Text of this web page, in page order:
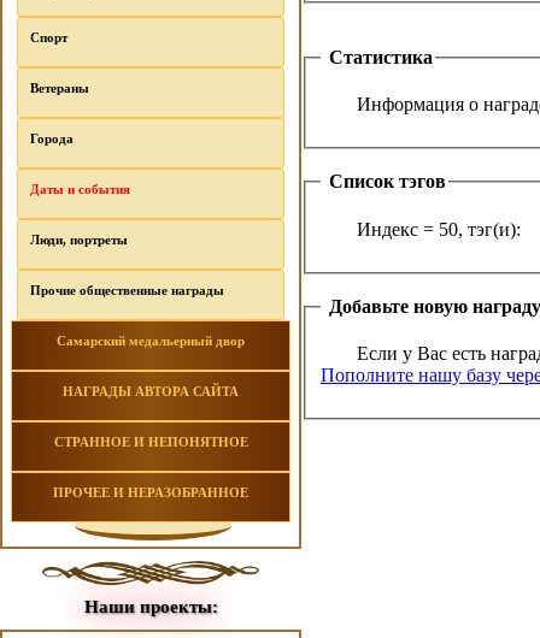
Спорт
Ветераны
Города
Даты и события
Люди, портреты
Прочие общественные награды
Самарский медальерный двор
НАГРАДЫ АВТОРА САЙТА
СТРАННОЕ И НЕПОНЯТНОЕ
ПРОЧЕЕ И НЕРАЗОБРАННОЕ
Наши проекты:
Статистика
Информация о
Список тэгов
Индекс = 50, тэг(и):
Добавьте новую награду
Если у Вас есть
Пополните нашу базу